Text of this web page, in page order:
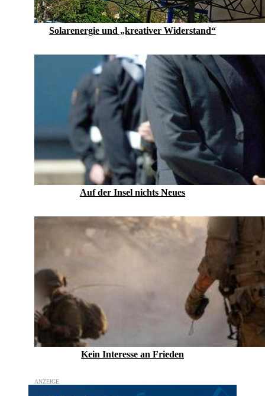
Solarenergie und „kreativer Widerstand“
Auf der Insel nichts Neues
Kein Inte­resse an Frieden